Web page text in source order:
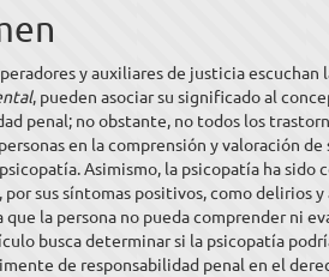
y auxiliares de justicia escuchan
, pueden asociar su significado al
penal; no obstante, no todos los
en la comprensión y valoración de
Asimismo, la psicopatía ha sido
por sus síntomas positivos, como delirios
que la persona no pueda comprender ni
busca determinar si la psicopatía
de responsabilidad penal en el